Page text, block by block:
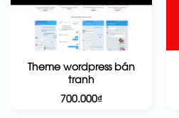
Theme wordpress bán
tranh
700.000₫